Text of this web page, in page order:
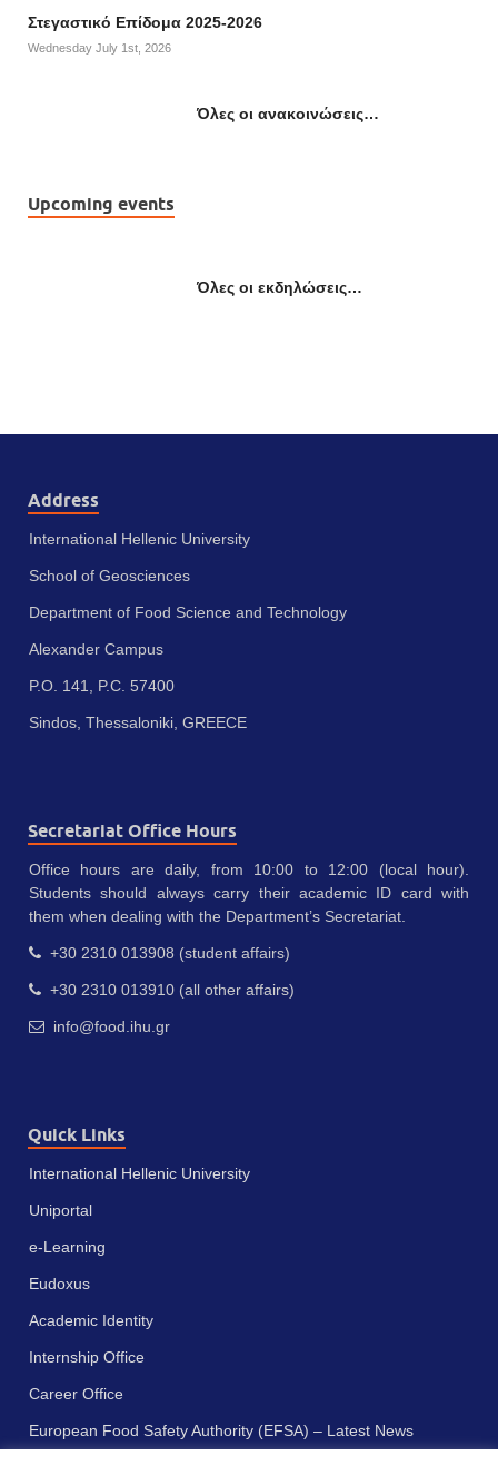
Στεγαστικό Επίδομα 2025-2026
Wednesday July 1st, 2026
Όλες οι ανακοινώσεις…
Upcoming events
Όλες οι εκδηλώσεις…
Address
International Hellenic University
School of Geosciences
Department of Food Science and Technology
Alexander Campus
P.O. 141, P.C. 57400
Sindos, Thessaloniki, GREECE
Secretariat Office Hours
Office hours are daily, from 10:00 to 12:00 (local hour).
Students should always carry their academic ID card with
them when dealing with the Department’s Secretariat.
+30 2310 013908 (student affairs)
+30 2310 013910 (all other affairs)
info@food.ihu.gr
Quick Links
International Hellenic University
Uniportal
e-Learning
Eudoxus
Academic Identity
Internship Office
Career Office
European Food Safety Authority (EFSA) – Latest News